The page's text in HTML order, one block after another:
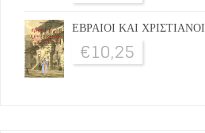
ΕΒΡΑΙΟΙ ΚΑΙ ΧΡΙΣΤΙΑΝΟΙ
€10,25